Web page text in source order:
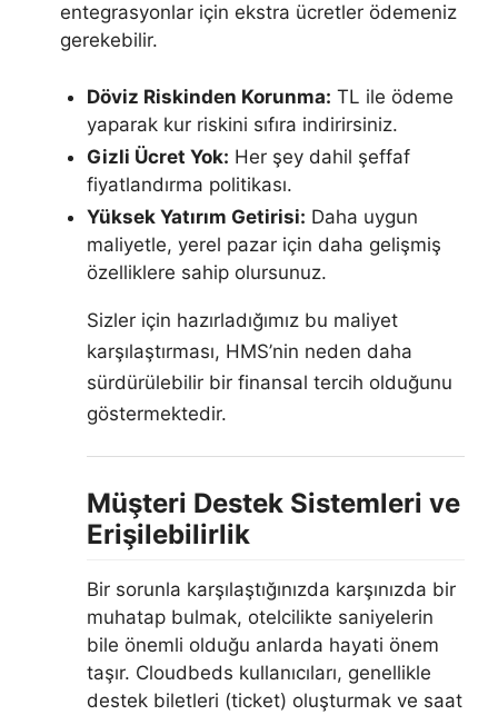
entegrasyonlar için ekstra ücretler ödemeniz
gerekebilir.
Döviz Riskinden Korunma: TL ile ödeme
yaparak kur riskini sıfıra indirirsiniz.
Gizli Ücret Yok: Her şey dahil şeffaf
fiyatlandırma politikası.
Yüksek Yatırım Getirisi: Daha uygun
maliyetle, yerel pazar için daha gelişmiş
özelliklere sahip olursunuz.
Sizler için hazırladığımız bu maliyet
karşılaştırması, HMS’nin neden daha
sürdürülebilir bir finansal tercih olduğunu
göstermektedir.
Müşteri Destek Sistemleri ve
Erişilebilirlik
Bir sorunla karşılaştığınızda karşınızda bir
muhatap bulmak, otelcilikte saniyelerin
bile önemli olduğu anlarda hayati önem
taşır. Cloudbeds kullanıcıları, genellikle
destek biletleri (ticket) oluşturmak ve saat